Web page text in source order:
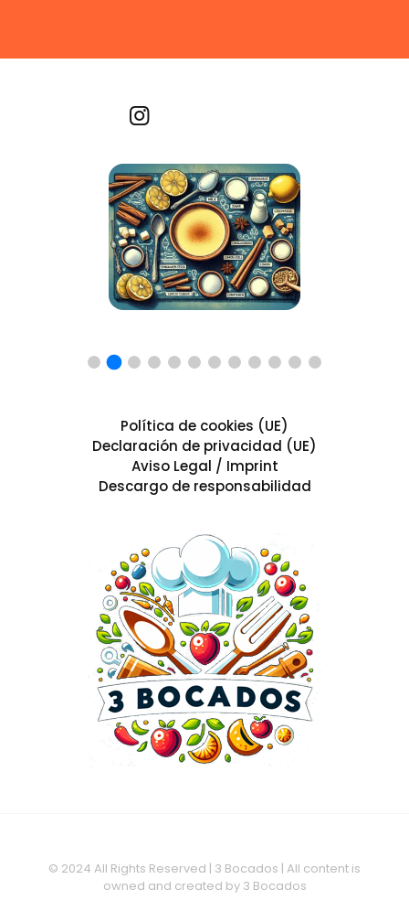
Política de cookies (UE)
Declaración de privacidad (UE)
Aviso Legal / Imprint
Descargo de responsabilidad
© 2024 All Rights Reserved | 3 Bocados | All content is
owned and created by 3 Bocados